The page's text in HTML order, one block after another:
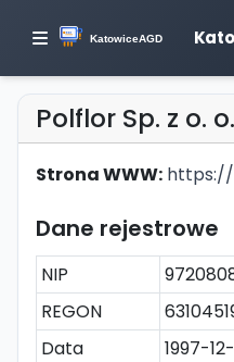
Polflor Sp. z o. o.
Strona WWW:
Dane rejestrowe
NIP
REGON
Data
1997-